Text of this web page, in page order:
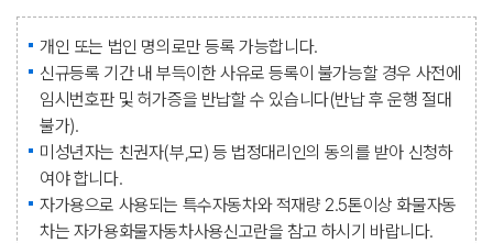
개인 또는 법인 명의로만 등록 가능합니다.
신규등록 기간 내 부득이한 사유로 등록이 불가능할 경우 사전에
임시번호판 및 허가증을 반납할 수 있습니다(반납 후 운행 절대
불가).
미성년자는 친권자(부,모) 등 법정대리인의 동의를 받아 신청하
여야 합니다.
자가용으로 사용되는 특수자동차와 적재량 2.5톤이상 화물자동
차는 자가용화물자동차사용신고란을 참고 하시기 바랍니다.